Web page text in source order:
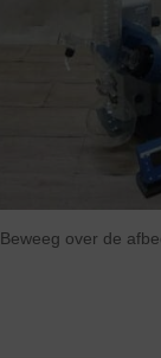
Beweeg over de